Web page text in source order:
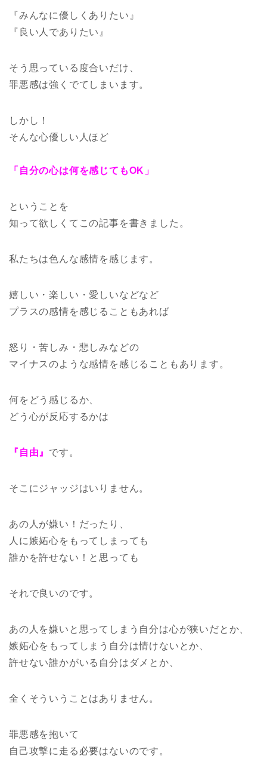
『みんなに優しくありたい』
『良い人でありたい』
そう思っている度合いだけ、
罪悪感は強くでてしまいます。
しかし！
そんな心優しい人ほど
「自分の心は何を感じてもOK」
ということを
知って欲しくてこの記事を書きました。
私たちは色んな感情を感じます。
嬉しい・楽しい・愛しいなどなど
プラスの感情を感じることもあれば
怒り・苦しみ・悲しみなどの
マイナスのような感情を感じることもあります。
何をどう感じるか、
どう心が反応するかは
『自由』 です。
そこにジャッジはいりません。
あの人が嫌い！だったり、
人に嫉妬心をもってしまっても
誰かを許せない！と思っても
それで良いのです。
あの人を嫌いと思ってしまう自分は心が狭いだとか、
嫉妬心をもってしまう自分は情けないとか、
許せない誰かがいる自分はダメとか、
全くそういうことはありません。
罪悪感を抱いて
自己攻撃に走る必要はないのです。